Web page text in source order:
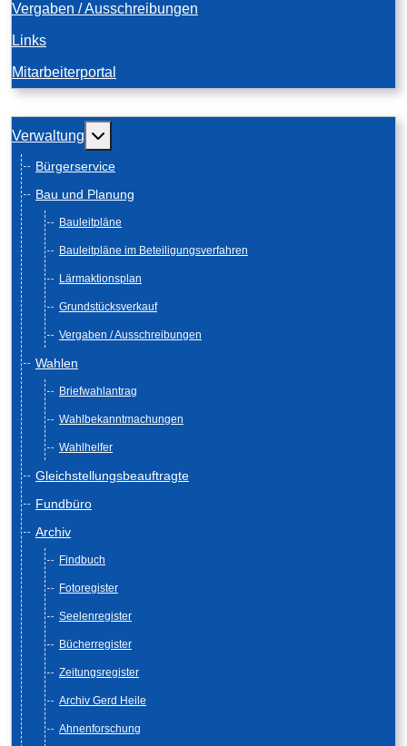
Vergaben / Ausschreibungen
Links
Mitarbeiterportal
Verwaltung Weitere Informationen: Verwaltung
Bürgerservice
Bau und Planung
Bauleitpläne
Bauleitpläne im Beteiligungsverfahren
Lärmaktionsplan
Grundstücksverkauf
Vergaben / Ausschreibungen
Wahlen
Briefwahlantrag
Wahlbekanntmachungen
Wahlhelfer
Gleichstellungsbeauftragte
Fundbüro
Archiv
Findbuch
Fotoregister
Seelenregister
Bücherregister
Zeitungsregister
Archiv Gerd Heile
Ahnenforschung